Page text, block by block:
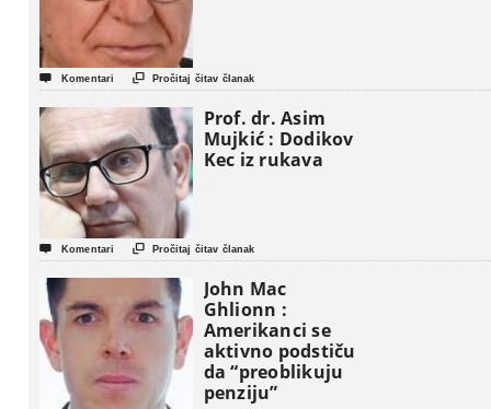
 Komentari  Pročitaj čitav članak
Prof. dr. Asim
Mujkić : Dodikov
Kec iz rukava
 Komentari  Pročitaj čitav članak
John Mac
Ghlionn :
Amerikanci se
aktivno podstiču
da “preoblikuju
penziju”